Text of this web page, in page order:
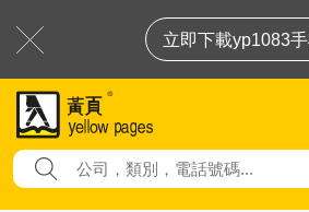
立即下載yp1083